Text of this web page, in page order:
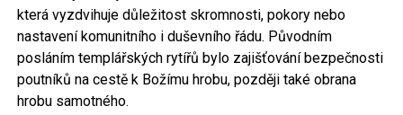
která vyzdvihuje důležitost skromnosti, pokory nebo
nastavení komunitního i duševního řádu. Původním
posláním templářských rytířů bylo zajišťování bezpečnosti
poutníků na cestě k Božímu hrobu, později také obrana
hrobu samotného.